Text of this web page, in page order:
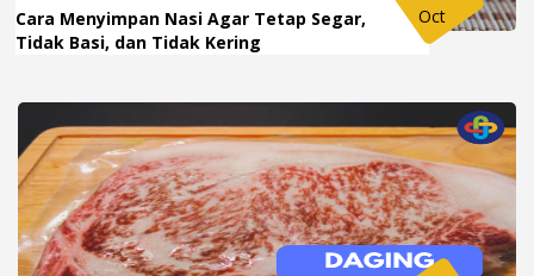
Cara Menyimpan Nasi Agar Tetap Segar,
Tidak Basi, dan Tidak Kering
Oct